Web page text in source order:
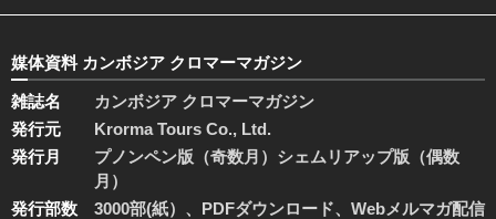
媒体資料 カンボジア クロマーマガジン
雑誌名
カンボジア クロマーマガジン
発行元
Krorma Tours Co., Ltd.
発行月
プノンペン版（奇数月）シェムリアップ版（偶数
月）
発行部数
3000部(紙）、PDFダウンロード、Webメルマガ配信